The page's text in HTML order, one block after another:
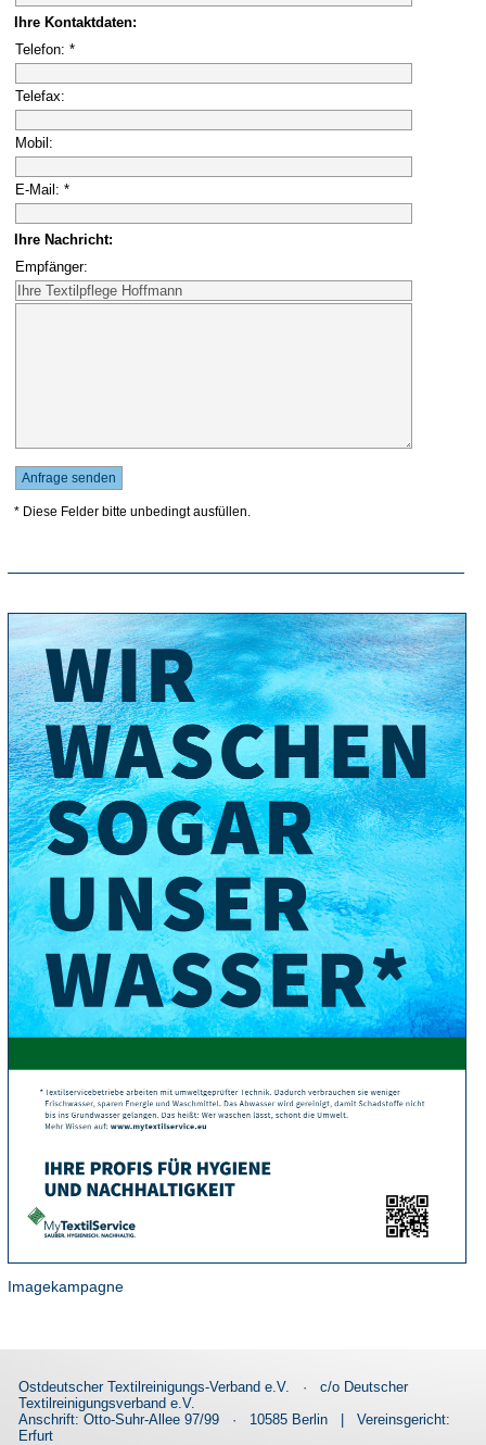
Ihre Kontaktdaten:
Telefon: *
Telefax:
Mobil:
E-Mail: *
Ihre Nachricht:
Empfänger:
* Diese Felder bitte unbedingt ausfüllen.
Imagekampagne
Ostdeutscher Textilreinigungs-Verband e.V. ·
c/o Deutscher
Textilreinigungsverband e.V.
Anschrift: Otto-Suhr-Allee 97/99
· 10585 Berlin |
Vereinsgericht:
Erfurt